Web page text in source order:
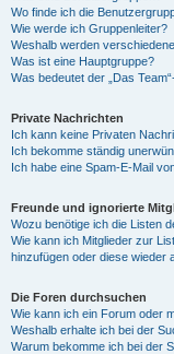
Wo finde ich die
Wie werde ich Gruppenleiter?
Weshalb werden
Was ist eine Hauptgruppe?
Was bedeutet der „Das
Private Nachrichten
Ich kann keine Privaten
Ich bekomme ständig
Ich habe eine Spam-E-Mail
Freunde und ignorierte
Wozu benötige ich die Listen
Wie kann ich Mitglieder zur
hinzufügen oder diese wieder
Die Foren durchsuchen
Wie kann ich ein Forum oder
Weshalb erhalte ich bei der
Warum bekomme ich bei der